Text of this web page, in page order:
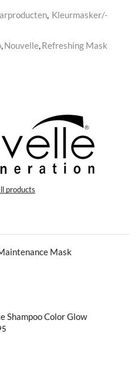
, Kleurmasker/-
,Nouvelle,Refreshing Mask
products
Mask
Shampoo Color Glow